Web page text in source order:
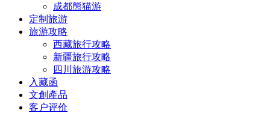
成都熊猫游
定制旅游
旅游攻略
西藏旅行攻略
新疆旅行攻略
四川旅游攻略
入藏函
文創產品
客户评价